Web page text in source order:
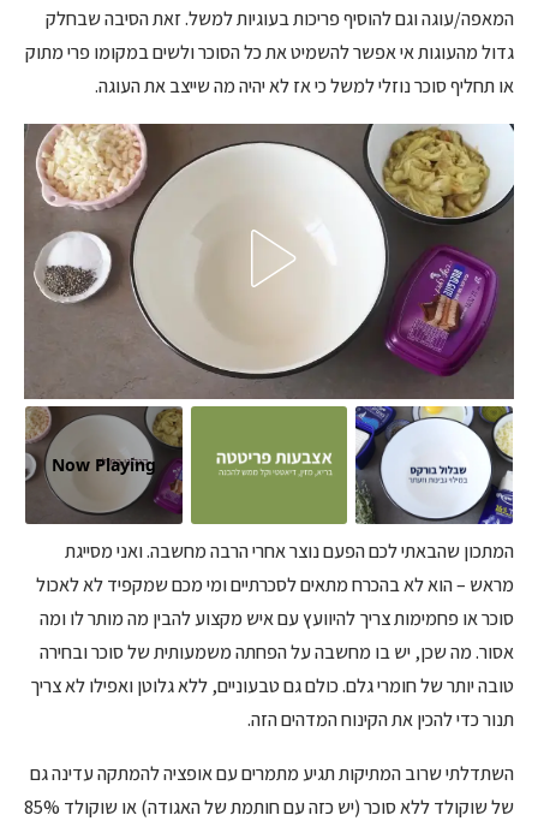
המאפה/עוגה וגם להוסיף פריכות בעוגיות למשל. זאת הסיבה שבחלק
גדול מהעוגות אי אפשר להשמיט את כל הסוכר ולשים במקומו פרי מתוק
או תחליף סוכר נוזלי למשל כי אז לא יהיה מה שייצב את העוגה.
Now Playing
המתכון שהבאתי לכם הפעם נוצר אחרי הרבה מחשבה. ואני מסייגת
מראש – הוא לא בהכרח מתאים לסכרתיים ומי מכם שמקפיד לא לאכול
סוכר או פחמימות צריך להיוועץ עם איש מקצוע להבין מה מותר לו ומה
אסור. מה שכן, יש בו מחשבה על הפחתה משמעותית של סוכר ובחירה
טובה יותר של חומרי גלם. כולם גם טבעוניים, ללא גלוטן ואפילו לא צריך
תנור כדי להכין את הקינוח המדהים הזה.
השתדלתי שרוב המתיקות תגיע מתמרים עם אופציה להמתקה עדינה גם
של שוקולד ללא סוכר (יש כזה עם חותמת של האגודה) או שוקולד 85%